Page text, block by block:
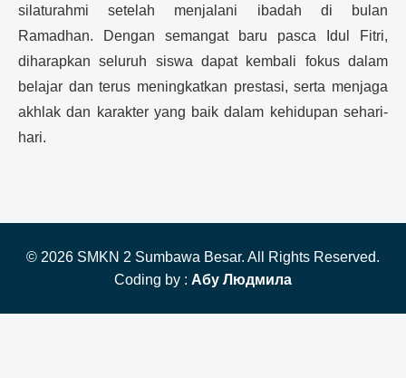
silaturahmi setelah menjalani ibadah di bulan
Ramadhan. Dengan semangat baru pasca Idul Fitri,
diharapkan seluruh siswa dapat kembali fokus dalam
belajar dan terus meningkatkan prestasi, serta menjaga
akhlak dan karakter yang baik dalam kehidupan sehari-
hari.
© 2026 SMKN 2 Sumbawa Besar. All Rights Reserved.
Coding by : Абу Людмила